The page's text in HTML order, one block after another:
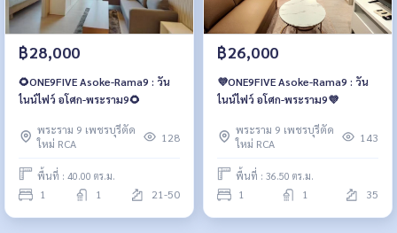
฿28,000
🌻ONE9FIVE Asoke-Rama9 : วัน
ไนน์ไฟว์ อโศก-พระราม9🌻
พระราม 9 เพชรบุรีตัด
ใหม่ RCA
128
พื้นที่ : 40.00 ตร.ม.
1 1 21-50
฿26,000
💜ONE9FIVE Asoke-Rama9 : วัน
ไนน์ไฟว์ อโศก-พระราม9💜
พระราม 9 เพชรบุรีตัด
ใหม่ RCA
143
พื้นที่ : 36.50 ตร.ม.
1 1 35